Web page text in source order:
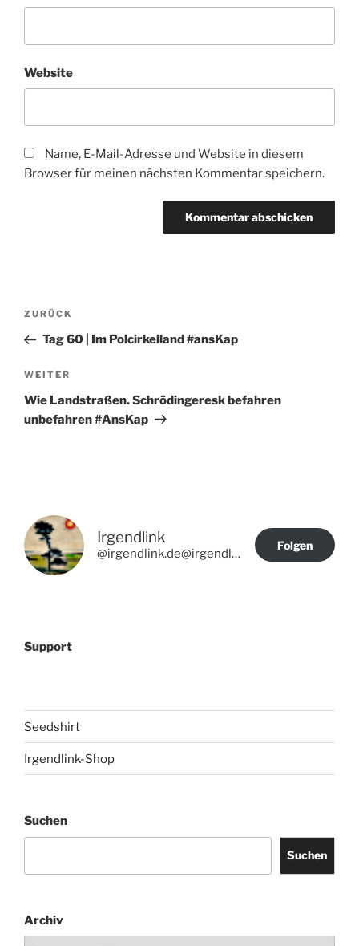
Website
Name, E-Mail-Adresse und Website in diesem
Browser für meinen nächsten Kommentar speichern.
Beitragsnavigation
Vorheriger
Beitrag
ZURÜCK
Tag 60 | Im Polcirkelland #ansKap
Nächster
Beitrag
WEITER
Wie Landstraßen. Schrödingeresk befahren
unbefahren #AnsKap
Irgendlink
@irgendlink.de@irgendlink.de
Folgen
Support
Seedshirt
Irgendlink-Shop
Suchen
Suchen
Archiv